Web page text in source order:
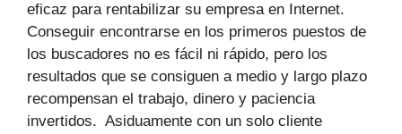
eficaz para rentabilizar su empresa en Internet.
Conseguir encontrarse en los primeros puestos de
los buscadores no es fácil ni rápido, pero los
resultados que se consiguen a medio y largo plazo
recompensan el trabajo, dinero y paciencia
invertidos. Asiduamente con un solo cliente